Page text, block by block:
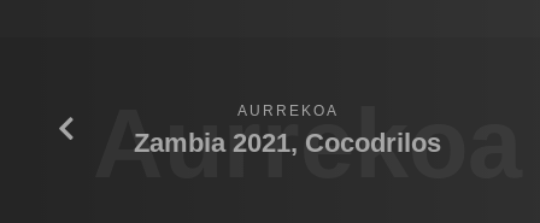
Aurrekoa
AURREKOA
Zambia 2021, Cocodrilos